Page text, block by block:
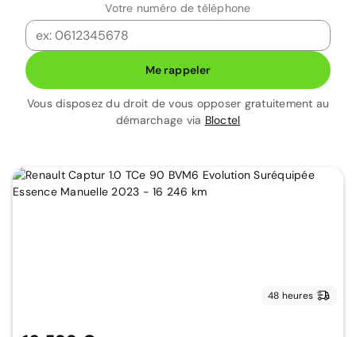
Votre numéro de téléphone
Me rappeler
Vous disposez du droit de vous opposer gratuitement au
démarchage via Bloctel
48 heures